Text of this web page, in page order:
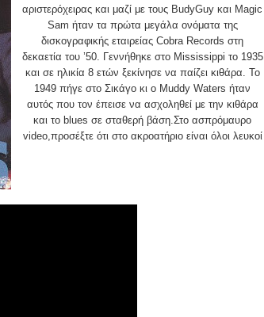
αριστερόχειρας και μαζί με τους BudyGuy και Magic
Sam ήταν τα πρώτα μεγάλα ονόματα της
δισκογραφικής εταιρείας Cobra Records στη
δεκαετία του ’50. Γεννήθηκε στο Mississippi το 1935
και σε ηλικία 8 ετών ξεκίνησε να παίζει κιθάρα. Το
1949 πήγε στο Σικάγο κι ο Muddy Waters ήταν
αυτός που τον έπεισε να ασχοληθεί με την κιθάρα
και το blues σε σταθερή βάση.Στο ασπρόμαυρο
video,προσέξτε ότι στο ακροατήριο είναι όλοι λευκοί